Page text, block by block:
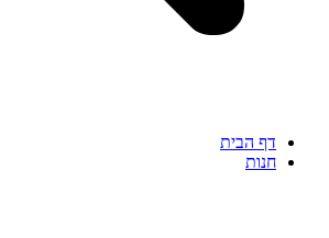
דף הבית
חנות